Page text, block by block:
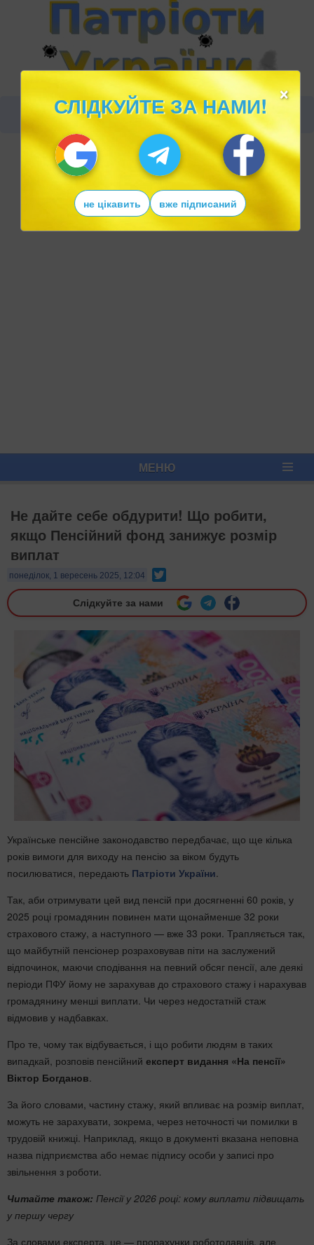
МЕНЮ
Не дайте себе обдурити! Що робити,
якщо Пенсійний фонд занижує розмір
виплат
понеділок, 1 вересень 2025, 12:04
Слідкуйте за нами
Українське пенсійне законодавство передбачає, що ще кілька
років вимоги для виходу на пенсію за віком будуть
посилюватися, передають Патріоти України.
Так, аби отримувати цей вид пенсій при досягненні 60 років, у
2025 році громадянин повинен мати щонайменше 32 роки
страхового стажу, а наступного — вже 33 роки. Трапляється так,
що майбутній пенсіонер розраховував піти на заслужений
відпочинок, маючи сподівання на певний обсяг пенсії, але деякі
періоди ПФУ йому не зарахував до страхового стажу і нарахував
громадянину менші виплати. Чи через недостатній стаж
відмовив у надбавках.
Про те, чому так відбувається, і що робити людям в таких
випадкай, розповів пенсійний експерт видання «На пенсії»
Віктор Богданов.
За його словами, частину стажу, який впливає на розмір виплат,
можуть не зарахувати, зокрема, через неточності чи помилки в
трудовій книжці. Наприклад, якщо в документі вказана неповна
назва підприємства або немає підпису особи у записі про
звільнення з роботи.
Читайте також: Пенсії у 2026 році: кому виплати підвищать
у першу чергу
За словами експерта, це — прорахунки роботодавців, але
×
СЛІДКУЙТЕ ЗА НАМИ!
не цікавить вже підписаний